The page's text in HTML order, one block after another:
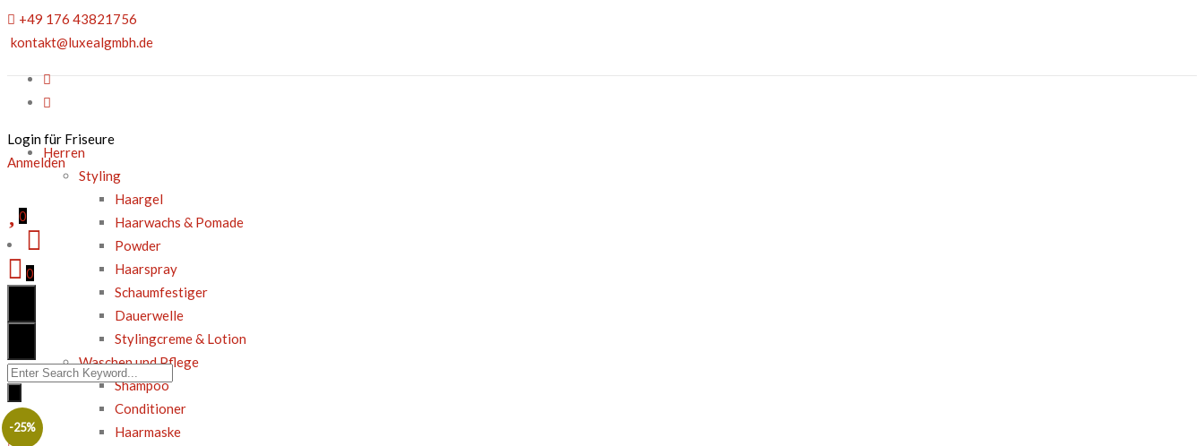
+49 176 43821756
kontakt@luxealgmbh.de
Login für Friseure
Anmelden
Herren
Styling
Haargel
Haarwachs & Pomade
Powder
Haarspray
Schaumfestiger
Dauerwelle
Stylingcreme & Lotion
Waschen und Pflege
Shampoo
Conditioner
Haarmaske
0
0
Suchen
-25%